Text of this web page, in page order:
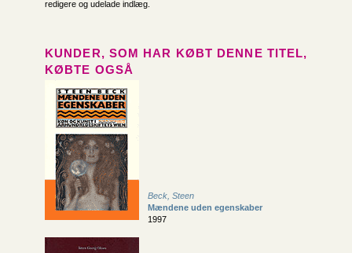
redigere og udelade indlæg.
KUNDER, SOM HAR KØBT DENNE TITEL,
KØBTE OGSÅ
Beck, Steen
Mændene uden egenskaber
1997